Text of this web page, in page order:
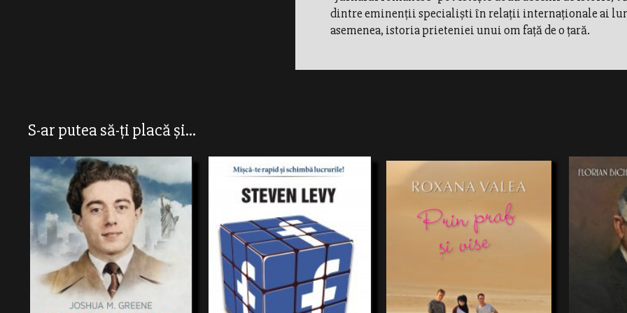
dintre eminenţii specialişti în relaţii internaţionale ai
asemenea, istoria prieteniei unui om faţă de o ţară.
S-ar putea să-ți placă și...
„A lupta reprezenta, pur şi simplu, modul
Fiind student în anul doi, Mark Zuckerberg